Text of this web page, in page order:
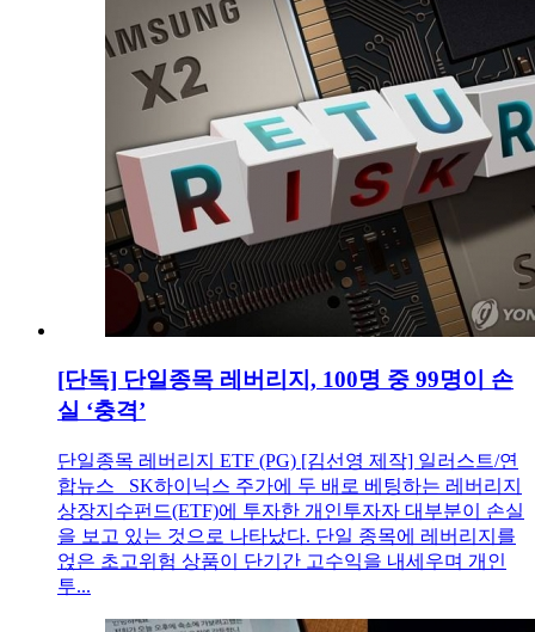
[단독] 단일종목 레버리지, 100명 중 99명이 손
실 ‘충격’
단일종목 레버리지 ETF (PG) [김선영 제작] 일러스트/연
합뉴스 SK하이닉스 주가에 두 배로 베팅하는 레버리지
상장지수펀드(ETF)에 투자한 개인투자자 대부분이 손실
을 보고 있는 것으로 나타났다. 단일 종목에 레버리지를
얹은 초고위험 상품이 단기간 고수익을 내세우며 개인
투...